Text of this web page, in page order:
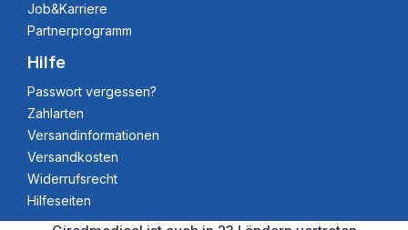
Job&Karriere
Partnerprogramm
Hilfe
Passwort vergessen?
Zahlarten
Versandinformationen
Versandkosten
Widerrufsrecht
Hilfeseiten